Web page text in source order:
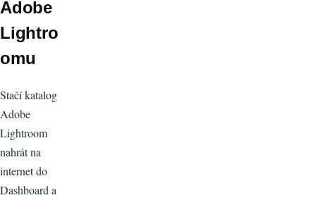
Adobe
Lightro
omu
Stačí katalog
Adobe
Lightroom
nahrát na
internet do
Dashboard a